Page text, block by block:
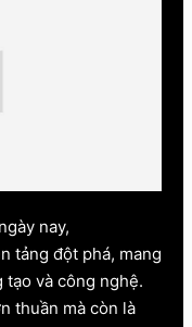
nay,
tảng đột phá, mang
tạo và công nghệ.
thuần mà còn là